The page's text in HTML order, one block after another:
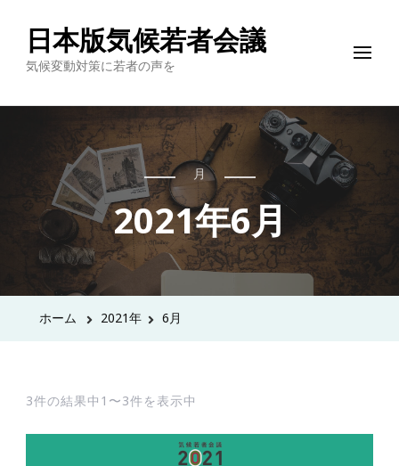
日本版気候若者会議
気候変動対策に若者の声を
月
2021年6月
ホーム 2021年 6月
3件の結果中1〜3件を表示中